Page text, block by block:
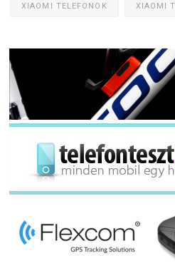
XIAOMI TELEFONOK XIAOMI